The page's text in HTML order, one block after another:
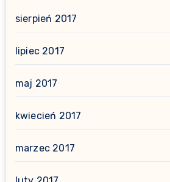
sierpień 2017
lipiec 2017
maj 2017
kwiecień 2017
marzec 2017